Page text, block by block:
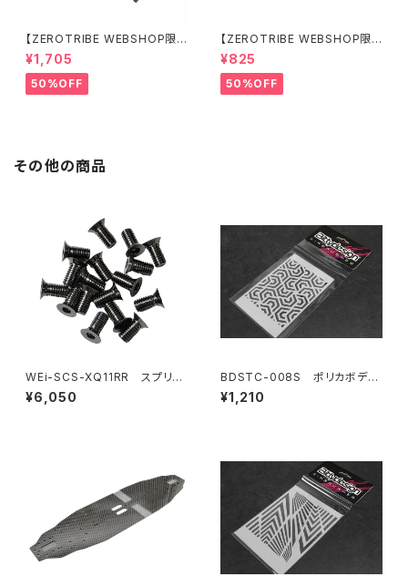
【ZEROTRIBE WEBSHOP限
定価格】RCM-BD11-TSE カ
ーボンツィーク スティックエンド
プレートセット YOKOMO BD11
用
¥1,705
50%OFF
【ZEROTRIBE WEBSHOP限
定価格】RCM-HRP-ZX-BD10
LCE Horizontalリアポストボ
ディマウンティングエクステンシ
ョンプレート Yokomo BD10L
¥825
50%OFF
その他の商品
WEi-SCS-XQ11RR スプリン
グスチールシャーシ用ビスセット
XQ11RR用
¥6,050
BDSTC-008S ポリカボディ
塗装用ステンシル 【Ipnotic V
4 small】
¥1,210